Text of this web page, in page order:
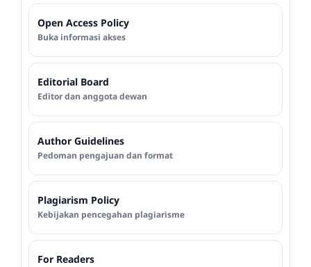
Open Access Policy
Buka informasi akses
Editorial Board
Editor dan anggota dewan
Author Guidelines
Pedoman pengajuan dan format
Plagiarism Policy
Kebijakan pencegahan plagiarisme
For Readers